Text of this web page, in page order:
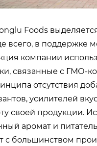
Foods
всего, в поддержке
компании
связанные с ГМО-
отсутствия
усилителей
своей продукции.
аромат и
с большинством